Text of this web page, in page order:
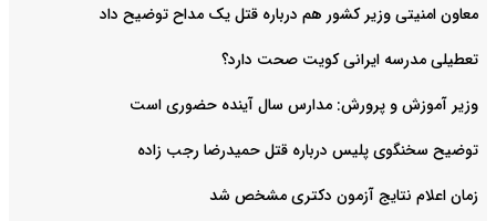
معاون امنیتی وزیر کشور هم درباره قتل یک مداح توضیح داد
تعطیلی مدرسه ایرانی کویت صحت دارد؟
وزیر آموزش و پرورش: مدارس سال آینده حضوری است
توضیح سخنگوی پلیس درباره قتل حمیدرضا رجب زاده
زمان اعلام نتایج آزمون دکتری مشخص شد